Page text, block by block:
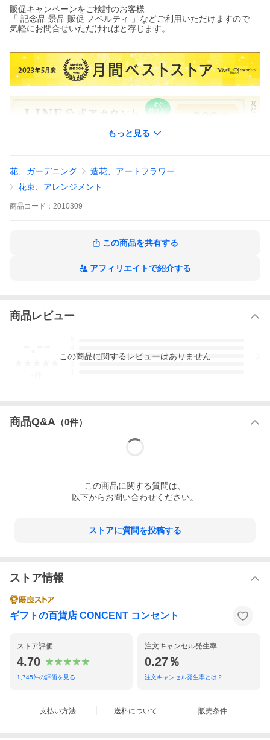
販促キャンペーンをご検討のお客様
「 記念品 景品 販促 ノベルティ 」などご利用いただけますので
気軽にお問合せいただければと存じます。
フランス・パリ17区、モンソー公園に面したアパルトマンの一角
お花を自分らしくスタイリングする楽しさをもっとカジュアルに
楽しんでいただきたい思いで、フランスの自由なエスプリを大切
ているお花です。
花言葉も、バラは「恋・愛・喜び・至福」、ガーベラは「希望・
※小花・グリーンは時期・入荷状況により画像と異なる場合があ
花材の状況やお届けのご地域などにより、配達のご指定をいただ
きましても、承れない場合がございます。予めご了承ください。
ラッピング代は商品代金に含まれております。
【配送に関するご注意】
■お届けに2日以上要する地域の場合、季節などによりましては、
お花の品質を保持できず、ご注文を承ることができない場合がご
ざいます。
■生花のため、お届け先様ご不在による再配達時の品質の保証や、
お客様ご都合によるキャンセルはいたしかねます。
品質には万全を期しておりますが、万一、お届けの際に劣化・破
損が生じてしまいました場合、弊社にて状態確認と検証をさせて
いただきますため、大変お手数でございますが、状態がわかるお
取りにお伺いさせていただきます旨をお願いしております。
よう、よろしくお願い申し上げます。
もっと見る
花、ガーデニング
造花、アートフラワー
花束、アレンジメント
商品 コード： 2010309
この商品を共有する
アフィリエイトで紹介する
商品レビュー
3
この商品に関するレビューはありません
商品Q&A （0件）
この商品に関する質問は、
以下からお問い合わせください。
ストアに質問を投稿する
ストア情報
ギフトの百貨店 CONCENT コンセント
ストア評価
4.70
1,745件の評価を見る
注文キャンセル発生率
0.27％
注文キャンセル発生率とは？
支払い方法 送料について 販売条件